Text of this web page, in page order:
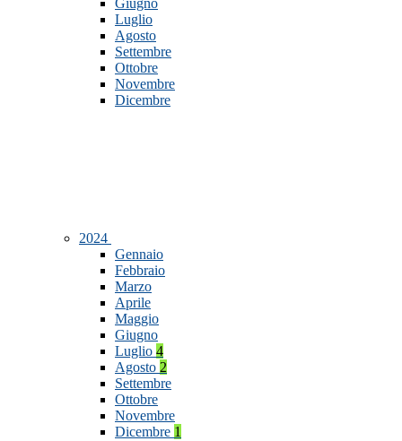
Giugno
Luglio
Agosto
Settembre
Ottobre
Novembre
Dicembre
2024
Gennaio
Febbraio
Marzo
Aprile
Maggio
Giugno
Luglio 4
Agosto 2
Settembre
Ottobre
Novembre
Dicembre 1